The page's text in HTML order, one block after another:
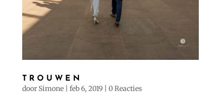
TROUWEN
door Simone| feb 6, 2019| 0 Reacties